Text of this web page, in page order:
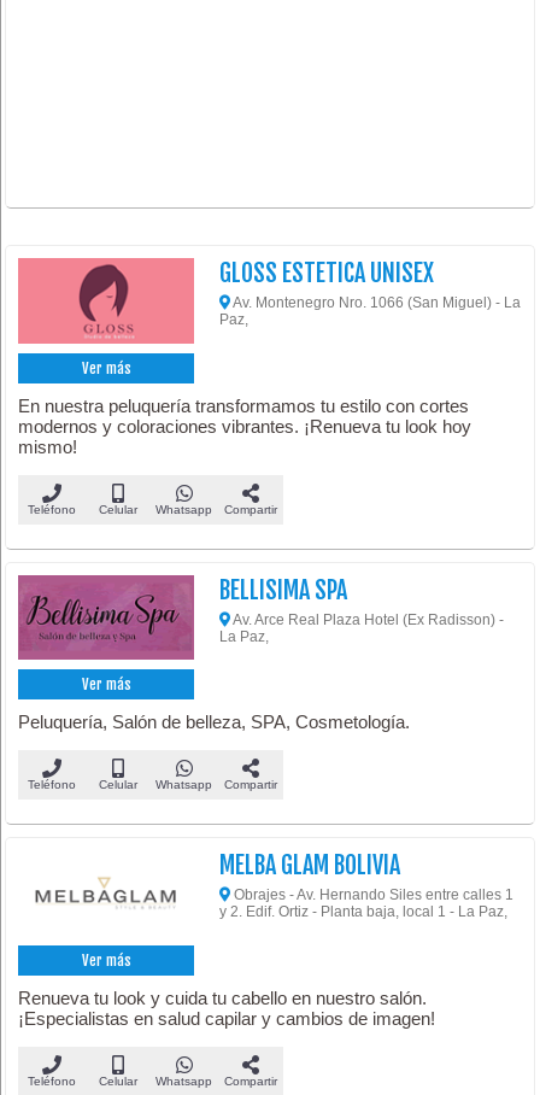
Ver más
GLOSS ESTETICA UNISEX
Av. Montenegro Nro. 1066 (San Miguel) - La
Paz,
En nuestra peluquería transformamos tu estilo con cortes
modernos y coloraciones vibrantes. ¡Renueva tu look hoy
mismo!
Teléfono Celular Whatsapp Compartir
Ver más
BELLISIMA SPA
Av. Arce Real Plaza Hotel (Ex Radisson) -
La Paz,
Peluquería, Salón de belleza, SPA, Cosmetología.
Teléfono Celular Whatsapp Compartir
Ver más
MELBA GLAM BOLIVIA
Obrajes - Av. Hernando Siles entre calles 1
y 2. Edif. Ortiz - Planta baja, local 1 - La Paz,
Renueva tu look y cuida tu cabello en nuestro salón.
¡Especialistas en salud capilar y cambios de imagen!
Teléfono Celular Whatsapp Compartir